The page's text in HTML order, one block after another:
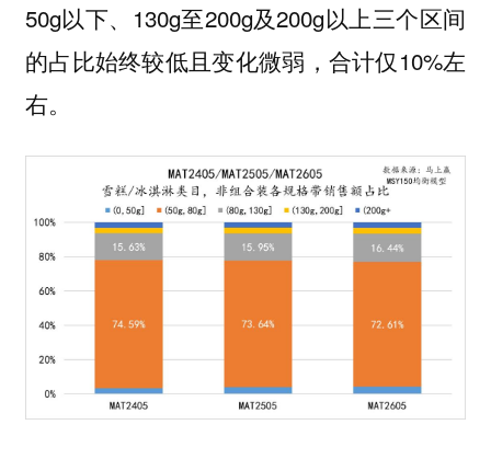
50g以下、130g至200g及200g以上三个区间
的占比始终较低且变化微弱，合计仅10%左
右。